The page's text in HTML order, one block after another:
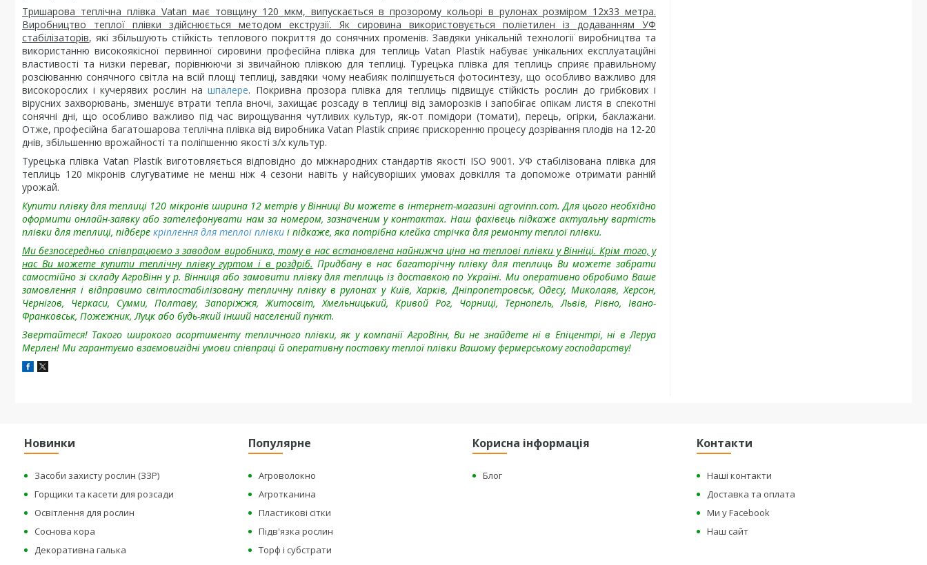
Тришарова теплічна плівка Vatan має товщину 120 мкм, випускається в прозорому кольорі в рулонах розміром 12х33 метра.
Виробництво теплої плівки здійснюється методом екструзії. Як сировина використовується поліетилен із додаванням УФ
стабілізаторів, які збільшують стійкість теплового покриття до сонячних променів. Завдяки унікальній технології виробництва та
використанню високоякісної первинної сировини професійна плівка для теплиць Vatan Plastik набуває унікальних експлуатаційні
властивості та низки переваг, порівнюючи зі звичайною плівкою для теплиці. Турецька плівка для теплиць сприяє правильному
розсіюванню сонячного світла на всій площі теплиці, завдяки чому неабияк поліпшується фотосинтезу, що особливо важливо для
високорослих і кучерявих рослин нашпалере. Покривна прозора плівка для теплиць підвищує стійкість рослин до грибкових і
вірусних захворювань, зменшує втрати тепла вночі, захищає розсаду в теплиці від заморозків і запобігає опікам листя в спекотні
сонячні дні, що особливо важливо під час вирощування чутливих культур, як-от помідори (томати), перець, огірки, баклажани.
Отже, професійна багатошарова теплічна плівка від виробника Vatan Plastik сприяє прискоренню процесу дозрівання плодів на 12-20
днів, збільшенню врожайності та поліпшенню якості з/х культур.
Турецька плівка Vatan Plastik виготовляється відповідно до міжнародних стандартів якості ISO 9001. УФ стабілізована плівка для
теплиць 120 мікронів слугуватиме не менш ніж 4 сезони навіть у найсуворіших умовах довкілля та допоможе отримати ранній
урожай.
Купити плівку для теплиці 120 мікронів ширина 12 метрів у Вінниці Ви можете в інтернет-магазині agrovinn.com. Для цього необхідно
оформити онлайн-заявку або зателефонувати нам за номером, зазначеним у контактах. Наш фахівець підкаже актуальну вартість
плівки для теплиці, підбере кріплення для теплої плівки і підкаже, яка потрібна клейка стрічка для ремонту теплої плівки.
Ми безпосередньо співпрацюємо з заводом виробника, тому в нас встановлена найнижча ціна на теплові плівки у Вінніці. Крім того, у
нас Ви можете купити теплічну плівку гуртом і в роздріб. Придбану в нас багаторічну плівку для теплиць Ви можете забрати
самостійно зі складу АгроВінн у р. Вінниця або замовити плівку для теплиць із доставкою по Україні. Ми оперативно обробимо Ваше
замовлення і відправимо світлостабілізовану тепличну плівку в рулонах у Київ, Харків, Дніпропетровськ, Одесу, Миколаяв, Херсон,
Чернігов, Черкаси, Сумми, Полтаву, Запоріжжя, Житосвіт, Хмельницький, Кривой Рог, Чорниці, Тернопель, Львів, Рівно, Івано-
Франковськ, Пожежник, Луцк або будь-який інший населений пункт.
Звертайтеся! Такого широкого асортименту тепличного плівки, як у компанії АгроВінн, Ви не знайдете ні в Епіцентрі, ні в Леруа
Мерлен! Ми гарантуємо взаємовигідні умови співпраці й оперативну поставку теплої плівки Вашому фермерському господарству!
Новинки
Засоби захисту рослин (ЗЗР)
Горщики та касети для розсади
Освітлення для рослин
Соснова кора
Декоративна галька
Популярне
Агроволокно
Агротканина
Пластикові сітки
Підв'язка рослин
Торф і субстрати
Корисна інформація
Блог
Контакти
Наші контакти
Доставка та оплата
Ми у Facebook
Наш сайт